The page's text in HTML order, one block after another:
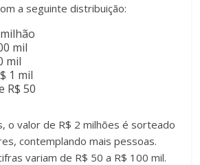
a seguinte distribuição:
mil
mil
1 mil
R$ 50
o valor de R$ 2 milhões é sorteado
contemplando mais pessoas.
variam de R$ 50 a R$ 100 mil.